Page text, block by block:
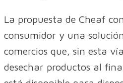
La propuesta de Cheaf
consumidor y una
comercios que, sin esta
desechar productos al